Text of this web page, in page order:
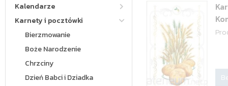
Kalendarze
Karnety i pocztówki
Bierzmowanie
Boże Narodzenie
Chrzciny
Dzień Babci i Dziadka